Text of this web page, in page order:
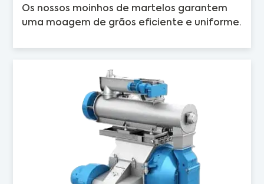
Os nossos moinhos de martelos garantem
uma moagem de grãos eficiente e uniforme.